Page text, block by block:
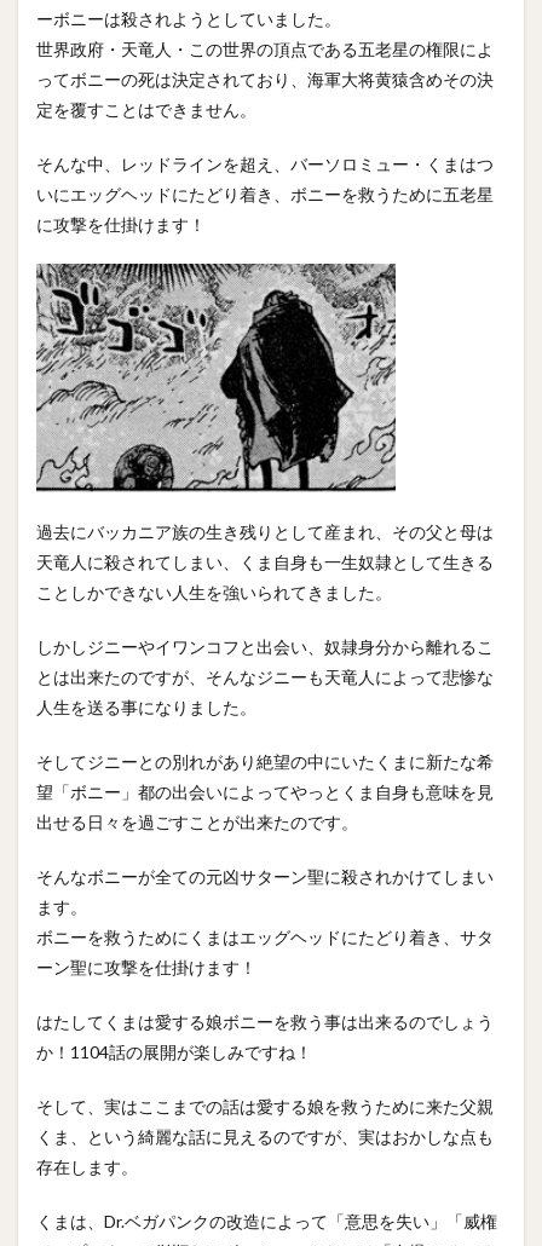
ーボニーは殺されようとしていました。
世界政府・天竜人・この世界の頂点である五老星の権限によ
ってボニーの死は決定されており、海軍大将黄猿含めその決
定を覆すことはできません。
そんな中、レッドラインを超え、バーソロミュー・くまはつ
いにエッグヘッドにたどり着き、ボニーを救うために五老星
に攻撃を仕掛けます！
過去にバッカニア族の生き残りとして産まれ、その父と母は
天竜人に殺されてしまい、くま自身も一生奴隷として生きる
ことしかできない人生を強いられてきました。
しかしジニーやイワンコフと出会い、奴隷身分から離れるこ
とは出来たのですが、そんなジニーも天竜人によって悲惨な
人生を送る事になりました。
そしてジニーとの別れがあり絶望の中にいたくまに新たな希
望「ボニー」都の出会いによってやっとくま自身も意味を見
出せる日々を過ごすことが出来たのです。
そんなボニーが全ての元凶サターン聖に殺されかけてしまい
ます。
ボニーを救うためにくまはエッグヘッドにたどり着き、サタ
ーン聖に攻撃を仕掛けます！
はたしてくまは愛する娘ボニーを救う事は出来るのでしょう
か！1104話の展開が楽しみですね！
そして、実はここまでの話は愛する娘を救うために来た父親
くま、という綺麗な話に見えるのですが、実はおかしな点も
存在します。
くまは、Dr.ベガパンクの改造によって「意思を失い」「威権